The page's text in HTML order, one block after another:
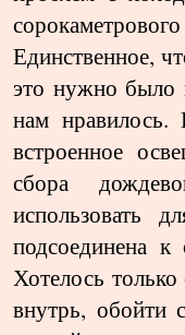
Единственное,
это нужно было
нам нравилось.
встроенное
сбора
использовать
подсоединена
Хотелось
внутрь, обойти